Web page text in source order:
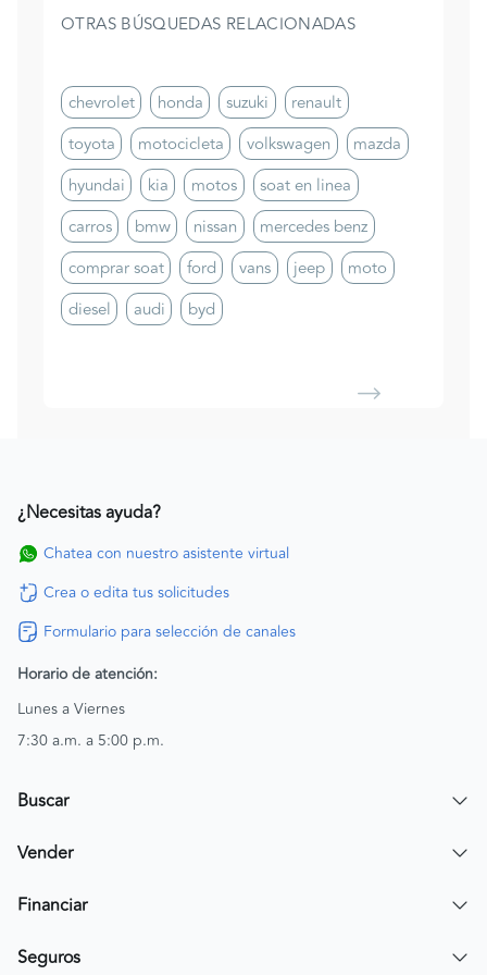
OTRAS BÚSQUEDAS RELACIONADAS
chevrolet honda suzuki
renault
toyota
motocicleta volkswagen
mazda
hyundai
kia motos
soat en linea
carros
bmw nissan
mercedes benz
comprar soat
ford vans jeep
moto
diesel
audi byd
¿Necesitas ayuda?
Chatea con nuestro asistente virtual
Crea o edita tus solicitudes
Formulario para selección de canales
Horario de atención:
Lunes a Viernes
7:30 a.m. a 5:00 p.m.
Buscar
Encuentra un carro
Vender
Publicar mi vehículo
Financiar
Simular crédito
Seguros